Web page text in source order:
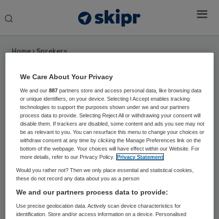
Search
Home›Sprekers
Bestuursvoorzitter Salland Zorgverzekeraar
en lid dagelijks bestuur Salland United
Sinds november 2018 is Petra Teunis voorzitter Raad
van Bestuur van Salland Zorgverzekeraar. Met een
lange succesvolle loopbaan in de financiële sector
stuurt Petra Salland Zorgverzekeraar aan voor het
verzekeren van duurzame, toegankelijke en
betaalbare zorg. Salland Zorgverzekeringen,
HollandZorg en Salland Zorgkantoor zijn onderdeel
We Care About Your Privacy
We and our887 partners store and access personal data, like browsing data
or unique identifiers, on your device. Selecting I Accept enables tracking
technologies to support the purposes shown under we and our partners
process data to provide. Selecting Reject All or withdrawing your consent will
disable them. If trackers are disabled, some content and ads you see may not
be as relevant to you. You can resurface this menu to change your choices or
withdraw consent at any time by clicking the Manage Preferences link on the
bottom of the webpage. Your choices will have effect within our Website. For
more details, refer to our Privacy Policy.
Privacy Statement
Would you rather not? Then we only place essential and statistical cookies,
these do not record any data about you as a person
We and our partners process data to provide:
Use precise geolocation data. Actively scan device characteristics for
identification. Store and/or access information on a device. Personalised